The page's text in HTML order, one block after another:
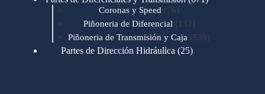
Coronas y Speed 7676
productos
Piñoneria de Diferencial 132 132
productos
Piñoneria de Transmisión y Caja 539539
Partes de Dirección Hidráulica 2525